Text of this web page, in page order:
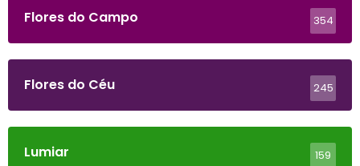
Flores do Campo 354
Flores do Céu 245
Lumiar 159